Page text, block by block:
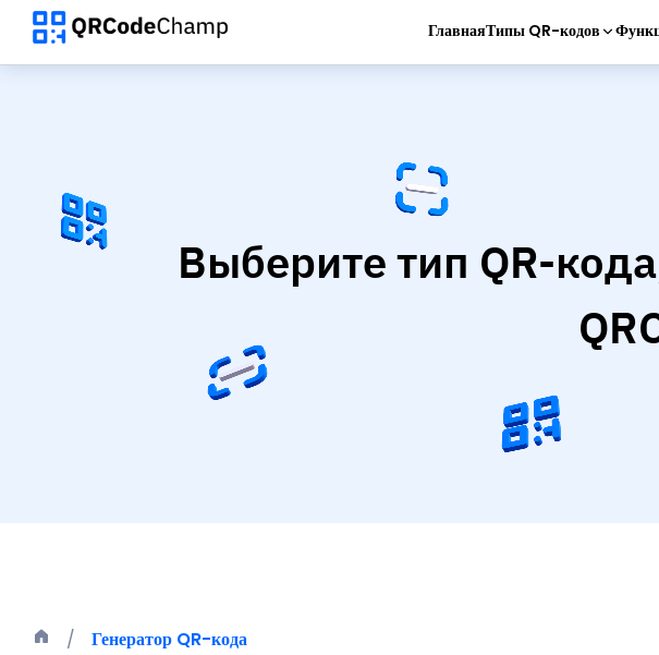
ГлавнаяТипы QR-кодов
Выберите тип QR-
Генератор QR-кода